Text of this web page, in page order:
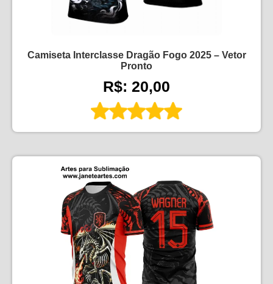
Camiseta Interclasse Dragão Fogo 2025 – Vetor
Pronto
R$: 20,00